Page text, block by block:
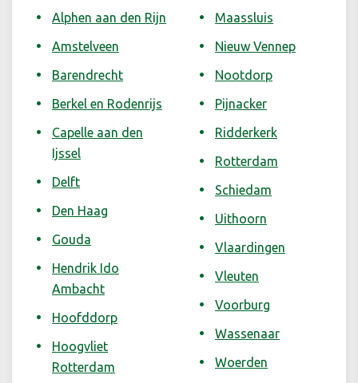
Alphen aan den Rijn
Amstelveen
Barendrecht
Berkel en Rodenrijs
Capelle aan den
Ijssel
Delft
Den Haag
Gouda
Hendrik Ido
Ambacht
Hoofddorp
Hoogvliet
Rotterdam
Maassluis
Nieuw Vennep
Nootdorp
Pijnacker
Ridderkerk
Rotterdam
Schiedam
Uithoorn
Vlaardingen
Vleuten
Voorburg
Wassenaar
Woerden